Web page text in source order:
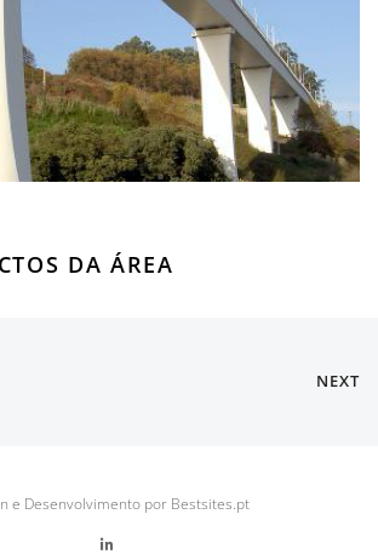
DA ÁREA
NEXT
e Desenvolvimento por Bestsites.pt